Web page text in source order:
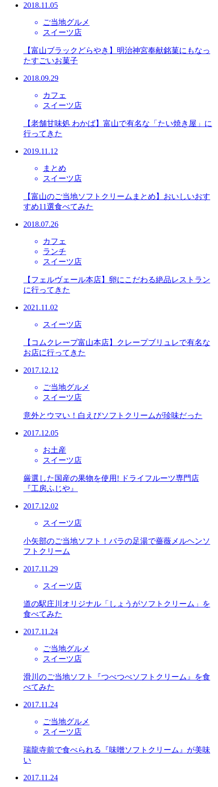
2018.11.05
ご当地グルメ
スイーツ店
【富山ブラックどらやき】明治神宮奉献銘菓にもなっ
たすごいお菓子
2018.09.29
カフェ
スイーツ店
【老舗甘味処 わかば】富山で有名な「たい焼き屋」に
行ってきた
2019.11.12
まとめ
スイーツ店
【富山のご当地ソフトクリームまとめ】おいしいおす
すめ11選食べてみた
2018.07.26
カフェ
ランチ
スイーツ店
【フェルヴェール本店】卵にこだわる絶品レストラン
に行ってきた
2021.11.02
スイーツ店
【コムクレープ富山本店】クレープブリュレで有名な
お店に行ってきた
2017.12.12
ご当地グルメ
スイーツ店
意外とウマい！白えびソフトクリームが珍味だった
2017.12.05
お土産
スイーツ店
厳選した国産の果物を使用! ドライフルーツ専門店
『工房ふじや』
2017.12.02
スイーツ店
小矢部のご当地ソフト！バラの足湯で薔薇メルヘンソ
フトクリーム
2017.11.29
スイーツ店
道の駅庄川オリジナル「しょうがソフトクリーム」を
食べてみた
2017.11.24
ご当地グルメ
スイーツ店
滑川のご当地ソフト『つべつべソフトクリーム』を食
べてみた
2017.11.24
ご当地グルメ
スイーツ店
瑞龍寺前で食べられる『味噌ソフトクリーム』が美味
い
2017.11.24